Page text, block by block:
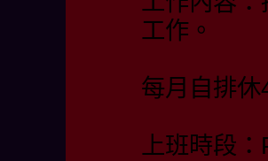
工作。
每月自排休
上班時段